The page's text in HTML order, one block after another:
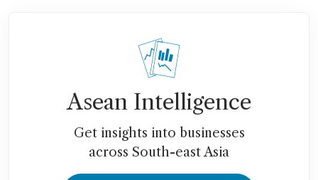
Asean Intelligence
Get insights into businesses
across South-east Asia